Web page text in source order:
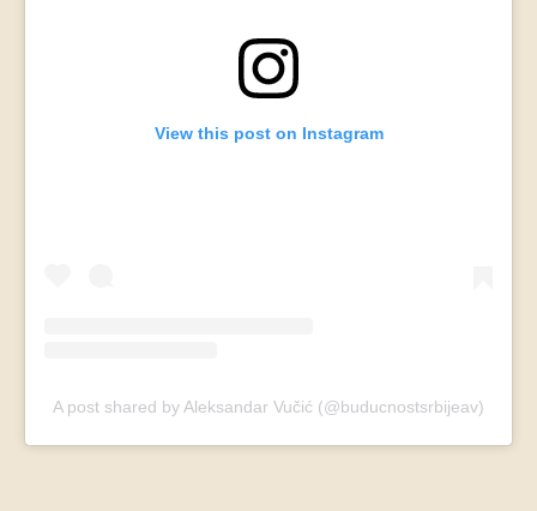
View this post on Instagram
A post shared by Aleksandar Vučić (@buducnostsrbijeav)